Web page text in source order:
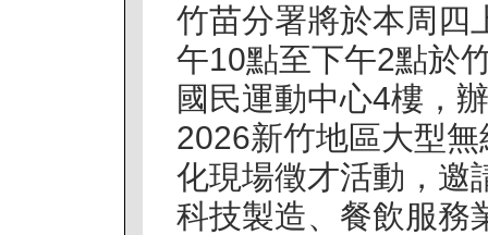
竹苗分署將於本周四
午10點至下午2點於
國民運動中心4樓，
2026新竹地區大型無
化現場徵才活動，邀
科技製造、餐飲服務